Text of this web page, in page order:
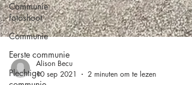
Communie
fotoshoot
Communie
Eerste communie
Plechtige